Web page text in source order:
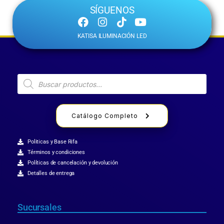
SÍGUENOS
KATISA ILUMINACIÓN LED
Catálogo Completo
Politicas y Base Rifa
Términos y condiciones
Políticas de cancelación y devolución
Detalles de entrega
Sucursales